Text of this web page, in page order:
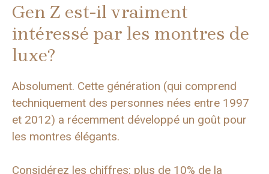
Gen Z est-il vraiment
intéressé par les montres de
luxe?
Absolument. Cette génération (qui comprend
techniquement des personnes nées entre 1997
et 2012) a récemment développé un goût pour
les montres élégants.
Considérez les chiffres: plus de 10% de la